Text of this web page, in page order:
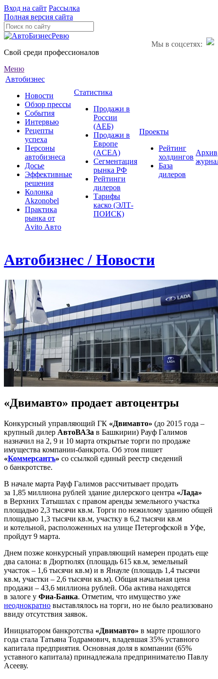
Вход на сайт Рассылка
Полная версия сайта
Мы в соцсетях:
Свой среди профессионалов
Меню
Автобизнес
Новости
Обзор прессы
События
Интервью
Рецепты
успеха
Персоны
автобизнеса
Досье
Эффективные
решения
Колонка
Akzonobel
Практика
рынка от
Аvito Авто
Статистика
Продажи в
России
(АЕБ)
Продажи в
Европе
(ACEA)
Сегментация
рынка РФ
Рейтинги
дилеров
Тарифы
каско (ЭЛТ-
ПОИСК)
Проекты
Рейтинг
холдингов
База
дилеров
Архив
Автобизнес / Новости
«Двимавто» продает автоцентры
Конкурсный управляющий ГК «Двимавто» (до 2015 года –
крупный дилер АвтоВАЗа в Башкирии) Рауф Галимов
назначил на 2, 9 и 10 марта открытые торги по продаже
имущества компании-банкрота. Об этом пишет
«Коммерсантъ» со ссылкой единый реестр сведений
о банкротстве.
В начале марта Рауф Галимов рассчитывает продать
за 1,85 миллиона рублей здание дилерского центра «Лада»
в Верхних Татышлах с правом аренды земельного участка
площадью 2,3 тысячи кв.м. Торги по нежилому зданию общей
площадью 1,3 тысячи кв.м, участку в 6,2 тысячи кв.м
и котельной, расположенных на улице Петергофской в Уфе,
пройдут 9 марта.
Днем позже конкурсный управляющий намерен продать еще
два салона: в Дюртюлях (площадь 615 кв.м, земельный
участок – 1,6 тысячи кв.м) и в Янауле (площадь 1,4 тысячи
кв.м, участки – 2,6 тысячи кв.м). Общая начальная цена
продажи – 43,6 миллиона рублей. Оба актива находятся
в залоге у Фиа-Банка. Отметим, что имущество уже
неоднократно выставлялось на торги, но не было реализовано
ввиду отсутствия заявок.
Инициатором банкротства «Двимавто» в марте прошлого
года стала Татьяна Тодрамович, владевшая 35% уставного
капитала предприятия. Основная доля в компании (65%
уставного капитала) принадлежала предпринимателю Павлу
Асееву.